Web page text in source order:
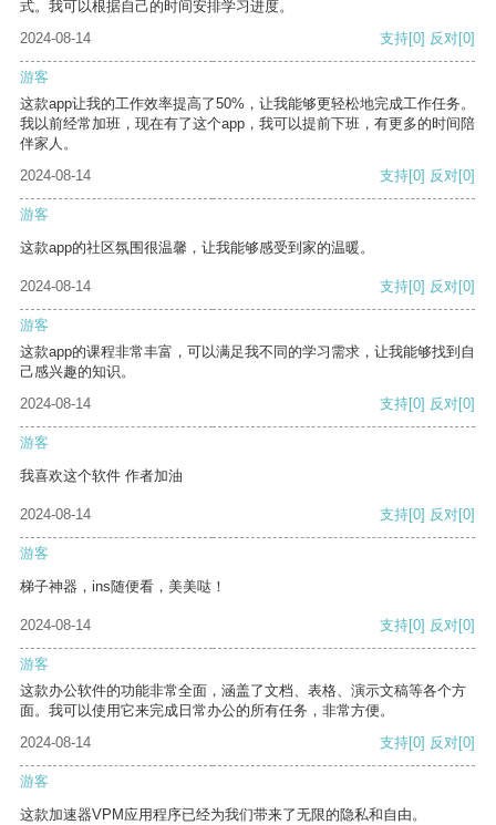
式。我可以根据自己的时间安排学习进度。
2024-08-14
支持[0] 反对[0]
游客
这款app让我的工作效率提高了50%，让我能够更轻松地完成工作任务。
我以前经常加班，现在有了这个app，我可以提前下班，有更多的时间陪
伴家人。
2024-08-14
支持[0] 反对[0]
游客
这款app的社区氛围很温馨，让我能够感受到家的温暖。
2024-08-14 支持[0] 反对[0]
游客
这款app的课程非常丰富，可以满足我不同的学习需求，让我能够找到自
己感兴趣的知识。
2024-08-14
支持[0] 反对[0]
游客
我喜欢这个软件 作者加油
2024-08-14 支持[0] 反对[0]
游客
梯子神器，ins随便看，美美哒！
2024-08-14 支持[0] 反对[0]
游客
这款办公软件的功能非常全面，涵盖了文档、表格、演示文稿等各个方
面。我可以使用它来完成日常办公的所有任务，非常方便。
2024-08-14
支持[0] 反对[0]
游客
这款加速器VPM应用程序已经为我们带来了无限的隐私和自由。